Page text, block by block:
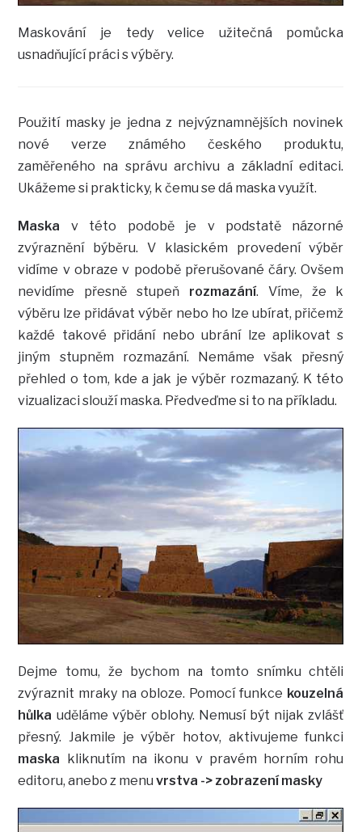
Maskování je tedy velice užitečná pomůcka
usnadňující práci s výběry.
Použití masky je jedna z nejvýznamnějších novinek
nové verze známého českého produktu,
zaměřeného na správu archivu a základní editaci.
Ukážeme si prakticky, k čemu se dá maska využít.
Maska v této podobě je v podstatě názorné
zvýraznění býběru. V klasickém provedení výběr
vidíme v obraze v podobě přerušované čáry. Ovšem
nevidíme přesně stupeň rozmazání. Víme, že k
výběru lze přidávat výběr nebo ho lze ubírat, přičemž
každé takové přidání nebo ubrání lze aplikovat s
jiným stupněm rozmazání. Nemáme však přesný
přehled o tom, kde a jak je výběr rozmazaný. K této
vizualizaci slouží maska. Předveďme si to na příkladu.
Dejme tomu, že bychom na tomto snímku chtěli
zvýraznit mraky na obloze. Pomocí funkce kouzelná
hůlka uděláme výběr oblohy. Nemusí být nijak zvlášť
přesný. Jakmile je výběr hotov, aktivujeme funkci
maska kliknutím na ikonu v pravém horním rohu
editoru, anebo z menuvrstva -> zobrazení masky